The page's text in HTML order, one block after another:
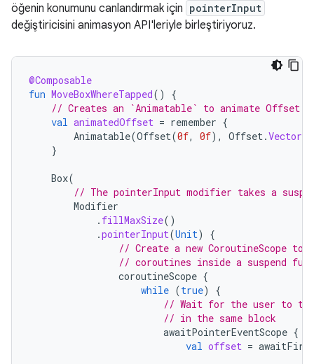
öğenin konumunu canlandırmak için pointerInput
değiştiricisini animasyon API'leriyle birleştiriyoruz.
@Composable
fun MoveBoxWhereTapped()
{
// Creates an `Animatable` to animate Offset
val animatedOffset = remember {
Animatable(Offset(0f, 0f), Offset.
}
Box(
// The pointerInput modifier takes a
Modifier
. fillMaxSize()
.pointerInput(Unit)
{
// Create a new CoroutineScope to
// coroutines inside a suspend
coroutineScope {
while (true)
{
// Wait for the user to tap
// in the same block
awaitPointerEventScope {
val offset =